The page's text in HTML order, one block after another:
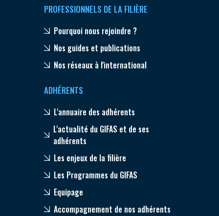
PROFESSIONNELS DE LA FILIÈRE
Pourquoi nous rejoindre ?
Nos guides et publications
Nos réseaux à l'international
ADHÉRENTS
L'annuaire des adhérents
L'actualité du GIFAS et de ses
adhérents
Les enjeux de la filière
Les Programmes du GIFAS
Equipage
Accompagnement de nos adhérents